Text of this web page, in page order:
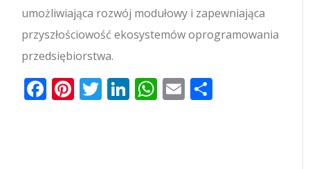
umożliwiająca rozwój modułowy i zapewniająca
przyszłościowość ekosystemów oprogramowania
przedsiębiorstwa.
Facebook
Pinterest
Twitter
LinkedIn
WhatsApp
Email